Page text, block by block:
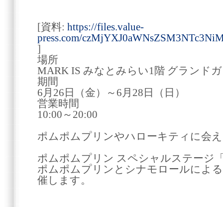
[資料: https://files.value-
press.com/
]
場所
MARK IS みなとみらい1階 グランド
期間
6月26日（金）～6月28日（日）
営業時間
10:00～20:00
ポムポムプリンやハローキティに会
ポムポムプリン スペシャルステージ
ポムポムプリンとシナモロールによ
催します。